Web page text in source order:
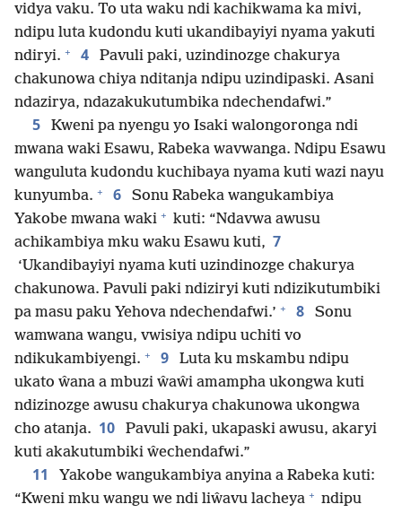
vidya vaku. To uta waku ndi kachikwama ka mivi,
ndipu luta kudondu kuti ukandibayiyi nyama yakuti
ndiryi. + 4
Pavuli paki, uzindinozge chakurya
chakunowa chiya nditanja ndipu uzindipaski. Asani
ndazirya, ndazakukutumbika ndechendafwi.”
5
Kweni pa nyengu yo Isaki walongoronga ndi
mwana waki Esawu, Rabeka wavwanga. Ndipu Esawu
wanguluta kudondu kuchibaya nyama kuti wazi nayu
kunyumba. + 6
Sonu Rabeka wangukambiya
Yakobe mwana waki + kuti: “Ndavwa awusu
achikambiya mku waku Esawu kuti, 7
‘Ukandibayiyi nyama kuti uzindinozge chakurya
chakunowa. Pavuli paki ndiziryi kuti ndizikutumbiki
pa masu paku Yehova ndechendafwi.’ + 8
Sonu
wamwana wangu, vwisiya ndipu uchiti vo
ndikukambiyengi. + 9
Luta ku mskambu ndipu
ukato ŵana a mbuzi ŵaŵi amampha ukongwa kuti
ndizinozge awusu chakurya chakunowa ukongwa
cho atanja. 10
Pavuli paki, ukapaski awusu, akaryi
kuti akakutumbiki ŵechendafwi.”
11
Yakobe wangukambiya anyina a Rabeka kuti:
“Kweni mku wangu we ndi liŵavu lacheya + ndipu